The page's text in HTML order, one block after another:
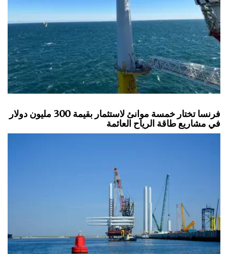
فرنسا تختار خمسة موانئ لاستثمار بقيمة 300 مليون دولار
في مشاريع طاقة الرياح العائمة